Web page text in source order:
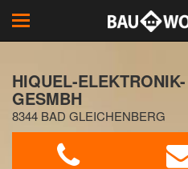
Toggle
navigation
HIQUEL-
GESMBH
8344 BAD GLEICHENBERG